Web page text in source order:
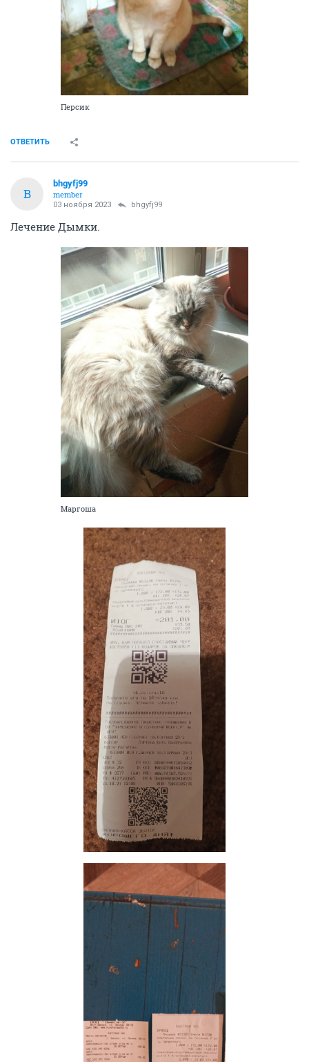
Персик
ОТВЕТИТЬ
B
bhgyfj99
member
03 ноября 2023 bhgyfj99
Лечение Дымки.
Маргоша